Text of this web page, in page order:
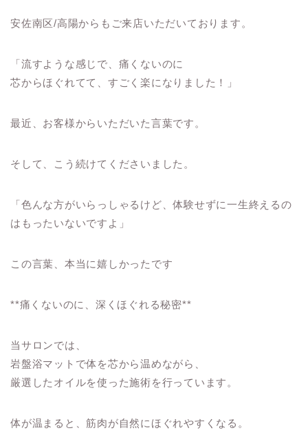
安佐南区/高陽からもご来店いただいております。
「流すような感じで、痛くないのに
芯からほぐれてて、すごく楽になりました！」
最近、お客様からいただいた言葉です。
そして、こう続けてくださいました。
「色んな方がいらっしゃるけど、体験せずに一生終えるの
はもったいないですよ」
この言葉、本当に嬉しかったです
**痛くないのに、深くほぐれる秘密**
当サロンでは、
岩盤浴マットで体を芯から温めながら、
厳選したオイルを使った施術を行っています。
体が温まると、筋肉が自然にほぐれやすくなる。